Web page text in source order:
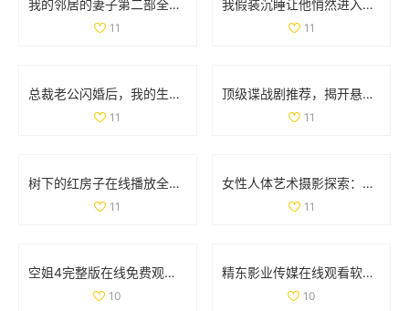
我的邻居的妻子第二部全集剧情回顾与精彩看点盘点
11
我假装沉睡让他悄然进入我的世界，秘密的互动令人心动不已
11
总裁老公闪婚后，我的生活发生了怎样的改变与挑战
11
顶级谍战剧推荐，揭开悬疑与间谍世界的神秘面纱
11
树下的红房子在线播放全集，感受温馨故事与精彩情节
11
女性人体艺术摄影探索：展现美与自我的独特视角
11
空姐4完整版在线免费观看 精彩剧情不容错过
10
精东影业传媒在线观看软件的独特优势及使用体验分析
10